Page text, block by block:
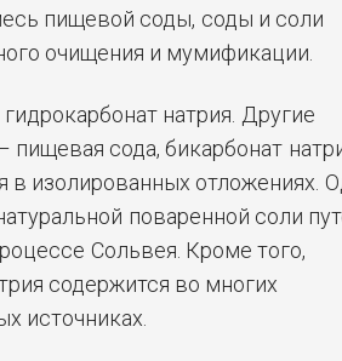
пищевой соды, соды и соли
очищения и мумификации.
натрия. Другие
пищевая сода, бикарбонат
в изолированных отложениях.
поваренной соли
Сольвея. Кроме того,
содержится во многих
источниках.